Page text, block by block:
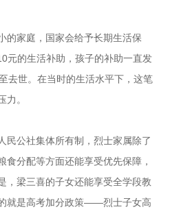
的家庭，国家会给予长期生活保
元的生活补助，孩子的补助一直发
去世。在当时的生活水平下，这笔
力。
民公社集体所有制，烈士家属除了
食分配等方面还能享受优先保障，
，梁三喜的子女还能享受全学段教
就是高考加分政策——烈士子女高